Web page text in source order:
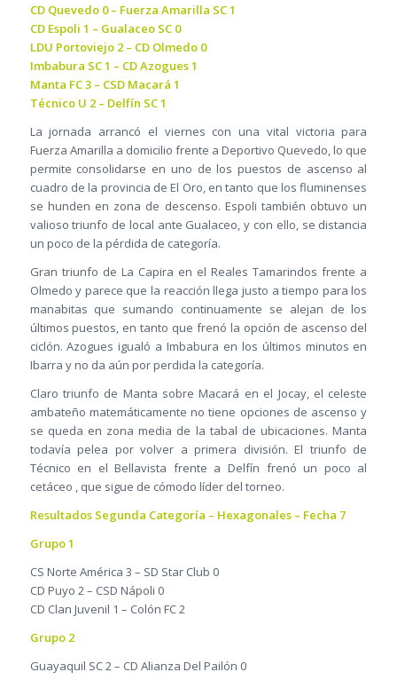
CD Quevedo 0 – Fuerza Amarilla SC 1
CD Espoli 1 – Gualaceo SC 0
LDU Portoviejo 2 – CD Olmedo 0
Imbabura SC 1 – CD Azogues 1
Manta FC 3 – CSD Macará 1
Técnico U 2 – Delfín SC 1
La jornada arrancó el viernes con una vital victoria para
Fuerza Amarilla a domicilio frente a Deportivo Quevedo, lo que
permite consolidarse en uno de los puestos de ascenso al
cuadro de la provincia de El Oro, en tanto que los fluminenses
se hunden en zona de descenso. Espoli también obtuvo un
valioso triunfo de local ante Gualaceo, y con ello, se distancia
un poco de la pérdida de categoría.
Gran triunfo de La Capira en el Reales Tamarindos frente a
Olmedo y parece que la reacción llega justo a tiempo para los
manabitas que sumando continuamente se alejan de los
últimos puestos, en tanto que frenó la opción de ascenso del
ciclón. Azogues igualó a Imbabura en los últimos minutos en
Ibarra y no da aún por perdida la categoría.
Claro triunfo de Manta sobre Macará en el Jocay, el celeste
ambateño matemáticamente no tiene opciones de ascenso y
se queda en zona media de la tabal de ubicaciones. Manta
todavía pelea por volver a primera división. El triunfo de
Técnico en el Bellavista frente a Delfín frenó un poco al
cetáceo , que sigue de cómodo líder del torneo.
Resultados Segunda Categoría – Hexagonales – Fecha 7
Grupo 1
CS Norte América 3 – SD Star Club 0
CD Puyo 2 – CSD Nápoli 0
CD Clan Juvenil 1 – Colón FC 2
Grupo 2
Guayaquil SC 2 – CD Alianza Del Pailón 0